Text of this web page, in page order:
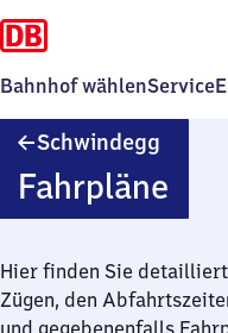
Bahnhof wählenService
Schwindegg
Fahrpläne
Hier finden Sie
Zügen, den
und gegebenenfalls